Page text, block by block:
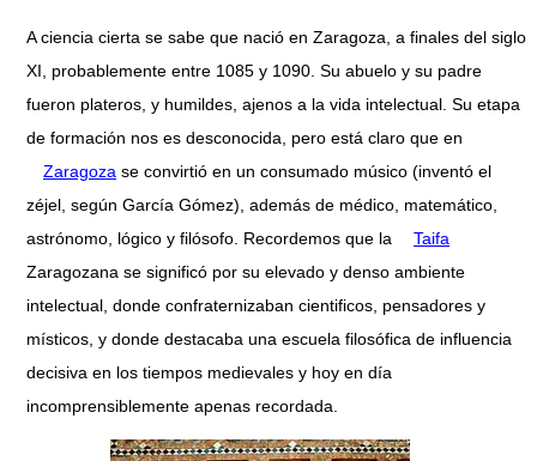
A ciencia cierta se sabe que nació en Zaragoza, a finales del siglo
XI, probablemente entre 1085 y 1090. Su abuelo y su padre
fueron plateros, y humildes, ajenos a la vida intelectual. Su etapa
de formación nos es desconocida, pero está claro que en
Zaragoza se convirtió en un consumado músico (inventó el
zéjel, según García Gómez), además de médico, matemático,
astrónomo, lógico y filósofo. Recordemos que la
Taifa
Zaragozana se significó por su elevado y denso ambiente
intelectual, donde confraternizaban cientificos, pensadores y
místicos, y donde destacaba una escuela filosófica de influencia
decisiva en los tiempos medievales y hoy en día
incomprensiblemente apenas recordada.